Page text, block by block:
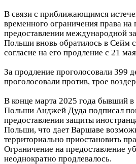
В связи с приближающимся
временного ограничения права на
предоставлении международной
Польши вновь обратилось в Сейм
согласие на его продление с 21
За продление проголосовали 399
проголосовали против, трое
В конце марта 2025 года бывший в
Польши Анджей Дуда подписал
предоставлении защиты
Польши, что дает Варшаве
территориально приостановить
Ограничение на предоставление
неоднократно продлевалось.